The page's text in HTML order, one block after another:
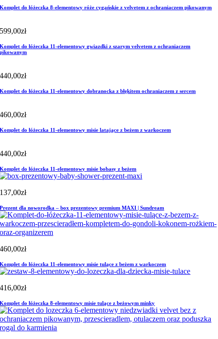
Komplet do łóżeczka 8-elementowy róże cygańskie z velvetem z ochraniaczem pikowanym
599,00zł
Komplet do łóżeczka 11-elementowy gwiazdki z szarym velvetem z ochraniaczem
pikowanym
440,00zł
Komplet do łóżeczka 11-elementowy dobranocka z błękitem ochraniaczem z sercem
460,00zł
Komplet do łóżeczka 11-elementowy misie latające z beżem z warkoczem
440,00zł
Komplet do łóżeczka 11-elementowy misie bobasy z beżem
137,00zł
Prezent dla noworodka – box prezentowy premium MAXI | Sundream
460,00zł
Komplet do łóżeczka 11-elementowy misie tulące z beżem z warkoczem
416,00zł
Komplet do łóżeczka 8-elementowy misie tulące z beżowym minky